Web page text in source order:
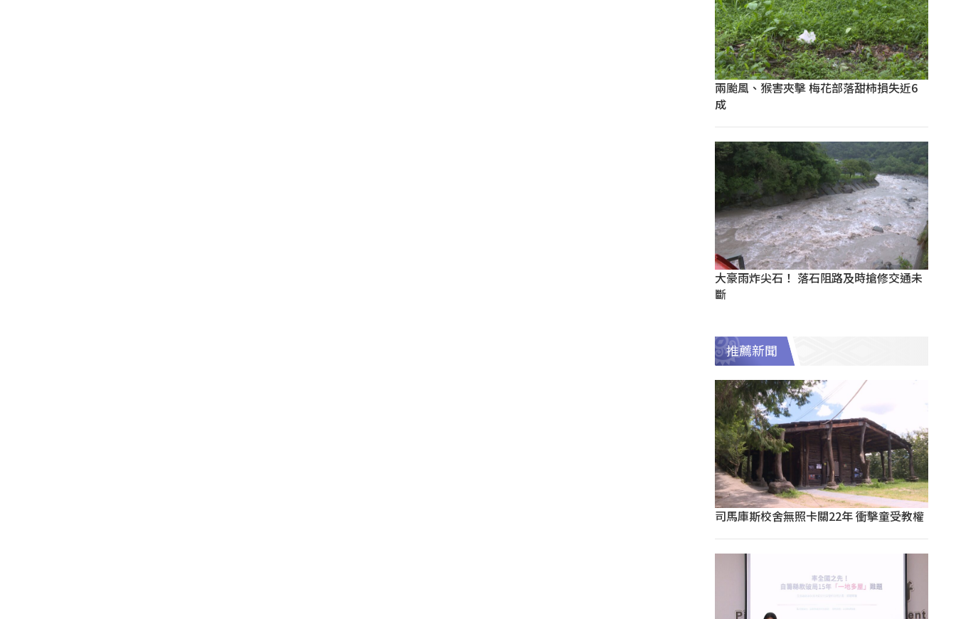
兩颱風、猴害夾擊 梅花部落甜柿損失近6
成
大豪雨炸尖石！ 落石阻路及時搶修交通未
斷
推薦新聞
司馬庫斯校舍無照卡關22年 衝擊童受教權